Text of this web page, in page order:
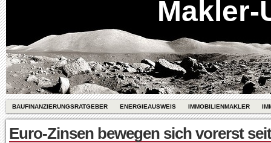
Makler-
BAUFINANZIERUNGSRATGEBER ENERGIEAUSWEIS IMMOBILIENMAKLER
Euro-Zinsen bewegen sich vorerst